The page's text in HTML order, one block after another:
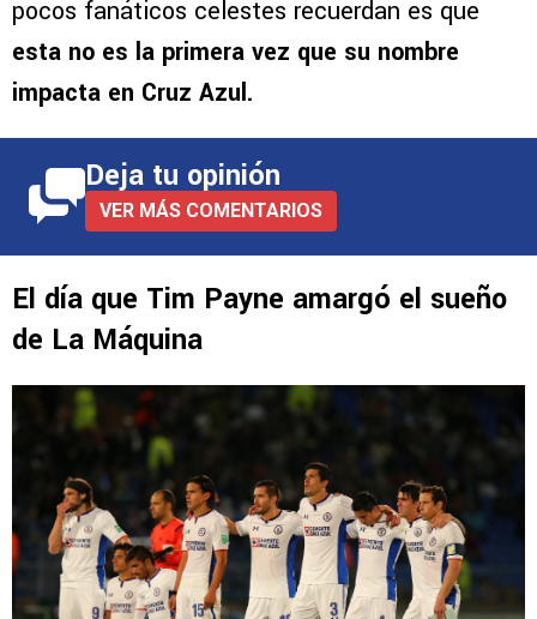
pocos fanáticos celestes recuerdan es que
esta no es la primera vez que su nombre
impacta en Cruz Azul.
Deja tu opinión
VER MÁS COMENTARIOS
El día que Tim Payne amargó el sueño
de La Máquina